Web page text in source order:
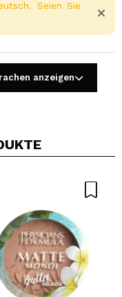
teilen
5
Seien Sie
anzeigen